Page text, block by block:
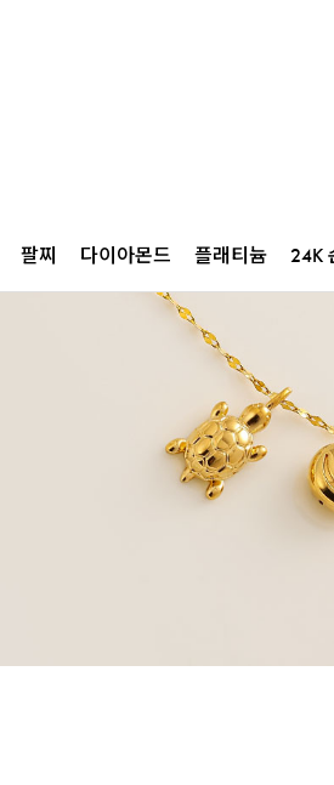
팔찌 다이아몬드 플래티늄 24K